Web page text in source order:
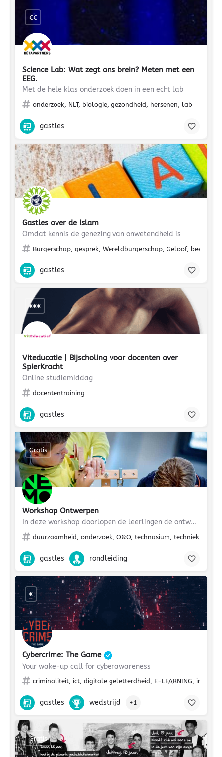
Science Lab: Wat zegt ons brein? Meten met een
EEG.
Met de hele klas onderzoek doen in een echt lab
onderzoek, NLT, biologie, gezondheid, hersenen, lab
€€
gastles
Gastles over de Islam
Omdat kennis de genezing van onwetendheid is
Burgerschap, gesprek, Wereldburgerschap, Geloof,
gastles
Viteducatie | Bijscholing voor docenten over
SpierKracht
Online studiemiddag
docententraining
€€€
gastles
Workshop Ontwerpen
In deze workshop doorlopen de leerlingen de ontwerpstappen aan de hand van een transportprobleem in NEMO.…
duurzaamheid, onderzoek, O&O, technasium, techniek,
Gratis
gastles rondleiding
Cybercrime: The Game
Your wake-up call for cyberawareness
criminaliteit, ict, digitale geletterdheid, E-LEARNING,
€
gastles wedstrijd +1
Gratis